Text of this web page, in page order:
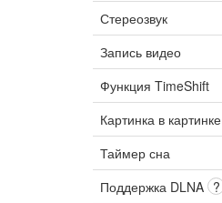
Стереозвук
Запись видео
Функция TimeShift
Картинка в картинке
Таймер сна
Поддержка DLNA ?